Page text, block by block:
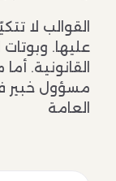
القوالب لا
عليها.
القانونية.
مسؤول خبير
العامة